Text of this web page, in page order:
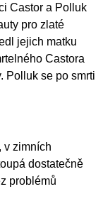
Castor a Polluk
pro zlaté
jejich matku
Castora
Polluk se po smrti
v zimních
dostatečně
problémů